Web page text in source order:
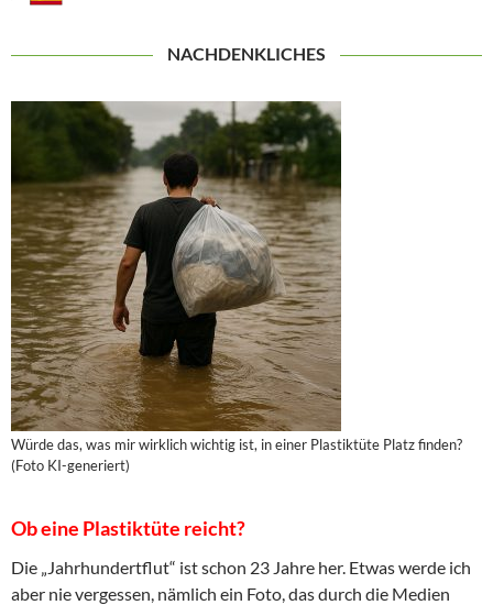
NACHDENKLICHES
Würde das, was mir wirklich wichtig ist, in einer Plastiktüte Platz finden?
(Foto KI-generiert)
Ob eine Plastiktüte reicht?
Die „Jahrhundertflut“ ist schon 23 Jahre her. Etwas werde ich
aber nie vergessen, nämlich ein Foto, das durch die Medien